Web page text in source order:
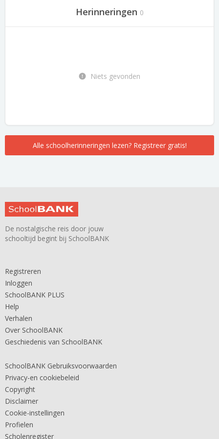
Herinneringen 0
Niets gevonden
Alle schoolherinneringen lezen? Registreer gratis!
De nostalgische reis door jouw
schooltijd begint bij SchoolBANK
Registreren
Inloggen
SchoolBANK PLUS
Help
Verhalen
Over SchoolBANK
Geschiedenis van SchoolBANK
SchoolBANK Gebruiksvoorwaarden
Privacy-en cookiebeleid
Copyright
Disclaimer
Cookie-instellingen
Profielen
Scholenregister